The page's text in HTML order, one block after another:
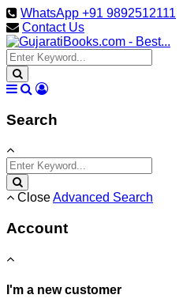
WhatsApp +91 9892512111
Contact Us
Search
CloseAdvanced Search
Account
I'm a new customer